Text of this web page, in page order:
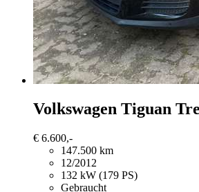
Volkswagen Tiguan
€ 6.600,-
147.500 km
12/2012
132 kW (179 PS)
Gebraucht